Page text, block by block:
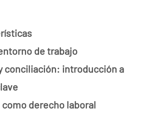
de trabajo
conciliación: introducción a
derecho laboral